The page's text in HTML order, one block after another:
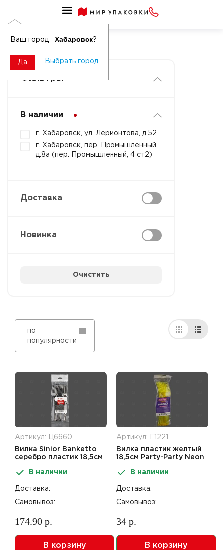
Ваш город Хабаровск?
Да Выбрать город
Вилки для праздника
Фильтры
В наличии
г. Хабаровск, ул. Лермонтова, д.52
г. Хабаровск, пер. Промышленный,
д.8а (пер. Промышленный, 4 ст2)
Доставка
Новинка
Очистить
по
популярности
Артикул: Ц6660
Вилка Sinior Banketto
серебро пластик 18,5см
В наличии
Доставка:
Самовывоз:
174.90 р.
В корзину
Артикул: Г1221
Вилка пластик желтый
18,5см Party-Party Neon
В наличии
Доставка:
Самовывоз:
34 р.
В корзину